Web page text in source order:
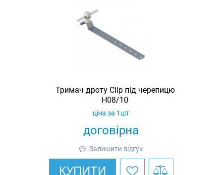
Тримач дроту Clip під черепицю
H08/10
договірна
ціна за 1шт
Залишити відгук
КУПИТИ